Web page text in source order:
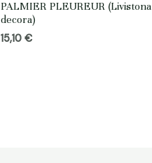
PALMIER PLEUREUR (Livistona
decora)
15,10 €